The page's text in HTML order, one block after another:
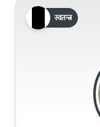
स्वतन्त्र